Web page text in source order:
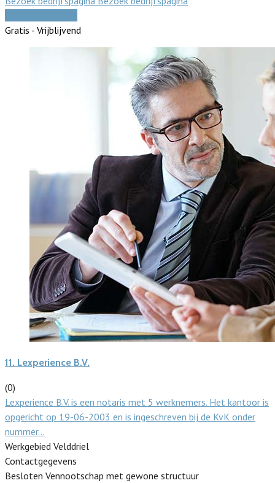
Gratis - Vrijblijvend
11. Lexperience B.V.
(0)
Lexperience B.V. is een notaris met 5 werknemers. Het kantoor is
opgericht op 19-06-2003 en is ingeschreven bij de KvK onder
nummer…
Werkgebied Velddriel
Contactgegevens
Besloten Vennootschap met gewone structuur